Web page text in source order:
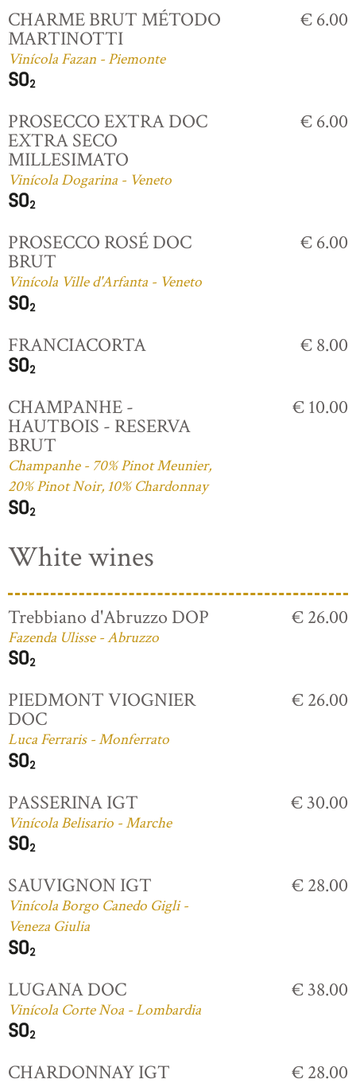
CHARME BRUT MÉTODO
MARTINOTTI
Vinícola Fazan - Piemonte
€ 6.00
PROSECCO EXTRA DOC
EXTRA SECO
MILLESIMATO
Vinícola Dogarina - Veneto
€ 6.00
PROSECCO ROSÉ DOC
BRUT
Vinícola Ville d'Arfanta - Veneto
€ 6.00
FRANCIACORTA € 8.00
CHAMPANHE -
HAUTBOIS - RESERVA
BRUT
Champanhe - 70% Pinot Meunier,
20% Pinot Noir, 10% Chardonnay
€ 10.00
White wines
Trebbiano d'Abruzzo DOP
Fazenda Ulisse - Abruzzo
€ 26.00
PIEDMONT VIOGNIER
DOC
Luca Ferraris - Monferrato
€ 26.00
PASSERINA IGT
Vinícola Belisario - Marche
€ 30.00
SAUVIGNON IGT
Vinícola Borgo Canedo Gigli -
Veneza Giulia
€ 28.00
LUGANA DOC
Vinícola Corte Noa - Lombardia
€ 38.00
CHARDONNAY IGT € 28.00